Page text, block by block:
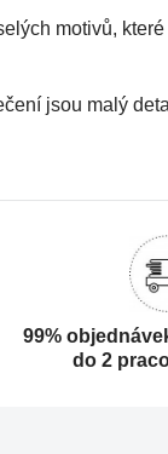
motivů,
jsou malý
99%
do 2